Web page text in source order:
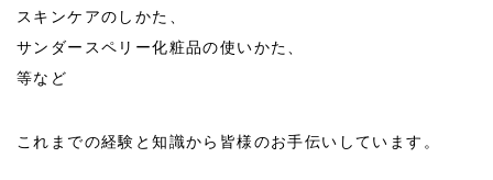
スキンケアのしかた、
サンダースペリー化粧品の使いかた、
等など
これまでの経験と知識から皆様のお手伝いしています。